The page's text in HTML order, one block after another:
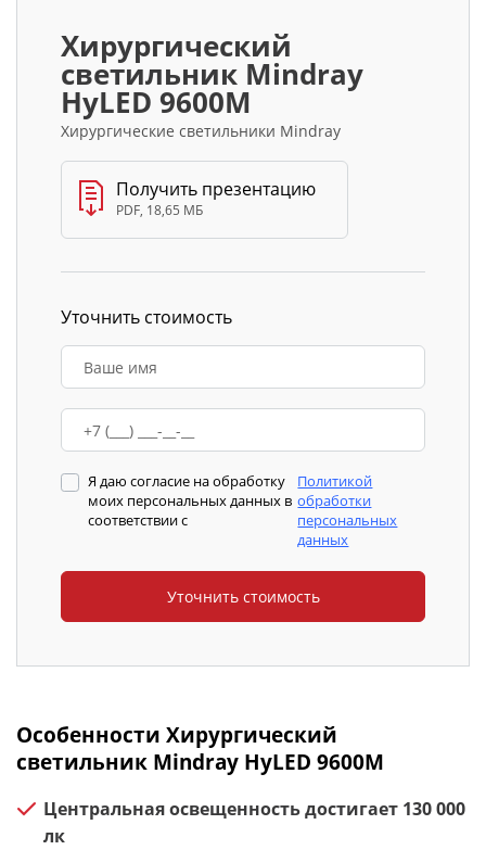
Хирургический
светильник Mindray
HyLED 9600M
Хирургические светильники Mindray
Получить презентацию
PDF, 18,65 МБ
Уточнить стоимость
Я даю согласие на обработку
моих персональных данных в
соответствии с
Политикой
обработки
персональных
данных
Особенности Хирургический
светильник Mindray HyLED 9600M
Центральная освещенность достигает 130 000
лк